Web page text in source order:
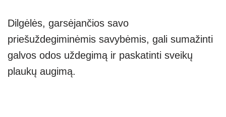
Dilgėlės, garsėjančios savo
priešuždegiminėmis savybėmis, gali sumažinti
galvos odos uždegimą ir paskatinti sveikų
plaukų augimą.